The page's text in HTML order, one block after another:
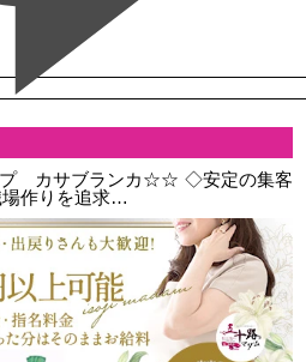
カサブランカ☆☆ ◇安定の集客
作りを追求…